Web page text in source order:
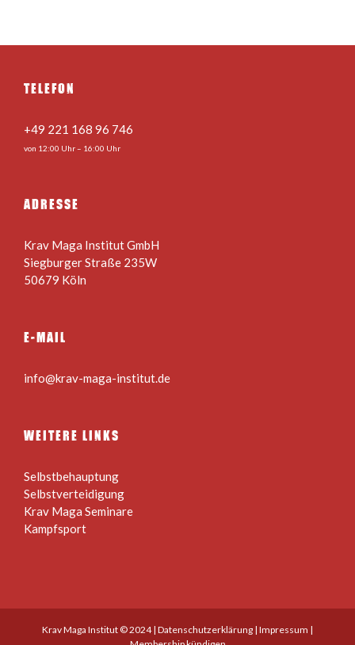
TELEFON
+49 221 168 96 746
von 12:00 Uhr – 16:00 Uhr
ADRESSE
Krav Maga Institut GmbH
Siegburger Straße 235W
50679 Köln
E-MAIL
info@krav-maga-institut.de
WEITERE LINKS
Selbstbehauptung
Selbstverteidigung
Krav Maga Seminare
Kampfsport
Krav Maga Institut © 2024 | Datenschutzerklärung | Impressum |